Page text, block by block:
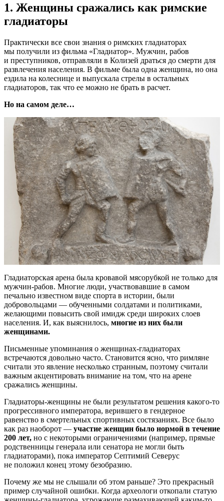
1. Женщины сражались как римские
гладиаторы
Практически все свои знания о римских гладиаторах
мы получили из фильма «Гладиатор». Мужчин, рабов
и преступников, отправляли в Колизей драться до смерти для
развлечения населения. В фильме была одна женщина, но она
ездила на колеснице и выпускала стрелы в остальных
гладиаторов, так что ее можно не брать в расчет.
Но на самом деле…
Гладиаторская арена была кровавой мясорубкой не только для
мужчин-рабов. Многие люди, участвовавшие в самом
печально известном виде спорта в истории, были
добровольцами — обученными солдатами и политиками,
желающими повысить свой имидж среди широких слоев
населения. И, как выяснилось, многие из них были
женщинами.
Письменные упоминания о женщинах-гладиаторах
встречаются довольно часто. Становится ясно, что римляне
считали это явление несколько странным, поэтому считали
важным акцентировать внимание на том, что на арене
сражались женщины.
Гладиаторы-женщины не были результатом решения какого-то
прогрессивного императора, верившего в гендерное
равенство в смертельных спортивных состязаниях. Все было
как раз наоборот — участие женщин было нормой в течение
200 лет, но с некоторыми ограничениями (например, прямые
родственницы генерала или сенатора не могли быть
гладиаторами), пока император Септимий Северус
не положил конец этому безобразию.
Почему же мы не слышали об этом раньше? Это прекрасный
пример случайной ошибки. Когда археологи откопали статую